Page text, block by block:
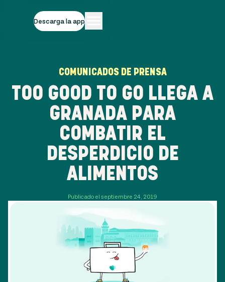
Descarga la app
COMUNICADOS DE PRENSA
TOO GOOD TO GO LLEGA A
GRANADA PARA
COMBATIR EL
DESPERDICIO DE
ALIMENTOS
Publicado el septiembre 24, 2019